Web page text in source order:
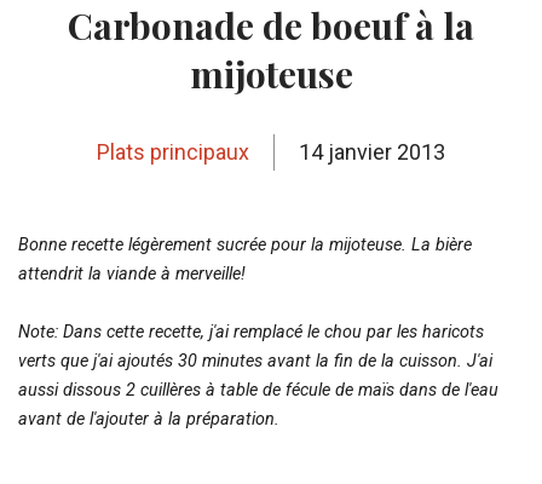
Carbonade de boeuf à la
mijoteuse
Plats principaux 14 janvier 2013
Bonne recette légèrement sucrée pour la mijoteuse. La bière
attendrit la viande à merveille!
Note: Dans cette recette, j'ai remplacé le chou par les haricots
verts que j'ai ajoutés 30 minutes avant la fin de la cuisson. J'ai
aussi dissous 2 cuillères à table de fécule de maïs dans de l'eau
avant de l'ajouter à la préparation.